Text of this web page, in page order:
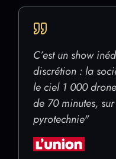
C’est un show
discrétion : la
le ciel 1 000
de 70 minutes,
pyrotechnie"